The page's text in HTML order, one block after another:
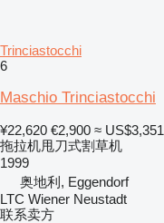
Trinciastocchi
6
Maschio Trinciastocchi
¥22,620 €2,900 ≈ US$3,351
拖拉机甩刀式割草机
1999
奥地利, Eggendorf
LTC Wiener Neustadt
联系卖方